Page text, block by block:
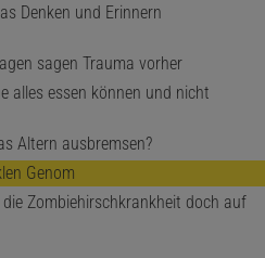
Denken und Erinnern
sagen Trauma vorher
alles essen können und nicht
Altern ausbremsen?
Genom
Zombiehirschkrankheit doch auf